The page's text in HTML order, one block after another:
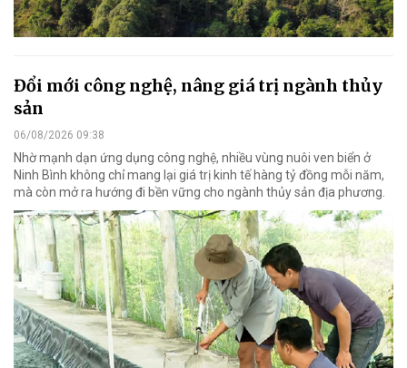
Đổi mới công nghệ, nâng giá trị ngành thủy
sản
06/08/2026 09:38
Nhờ mạnh dạn ứng dụng công nghệ, nhiều vùng nuôi ven biển ở
Ninh Bình không chỉ mang lại giá trị kinh tế hàng tỷ đồng mỗi năm,
mà còn mở ra hướng đi bền vững cho ngành thủy sản địa phương.